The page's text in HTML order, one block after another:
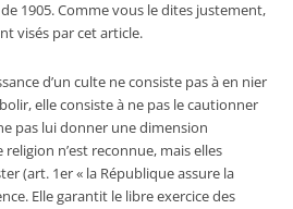
de 1905. Comme vous le dites justement,
visés par cet article.
d’un culte ne consiste pas à en nier
elle consiste à ne pas le cautionner
pas lui donner une dimension
n’est reconnue, mais elles
(art. 1er « la République assure la
Elle garantit le libre exercice des